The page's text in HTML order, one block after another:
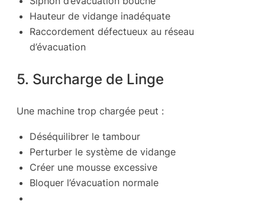
Hauteur de vidange inadéquate
Raccordement défectueux au réseau
d’évacuation
5. Surcharge de Linge
Une machine trop chargée peut :
Déséquilibrer le tambour
Perturber le système de vidange
Créer une mousse excessive
Bloquer l’évacuation normale